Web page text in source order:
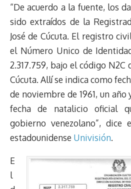
“De acuerdo a la fuente, los
sido extraídos de la
José de Cúcuta. El registro
el Número Unico de
2.317.759, bajo el código N2C
Cúcuta. Allí se indica como
de noviembre de 1961, un
fecha de natalicio oficial
gobierno venezolano”, dice
estadounidense Univisión.
E
l